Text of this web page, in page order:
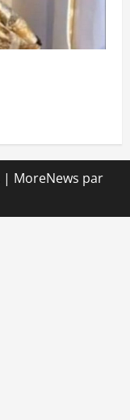
| MoreNews par